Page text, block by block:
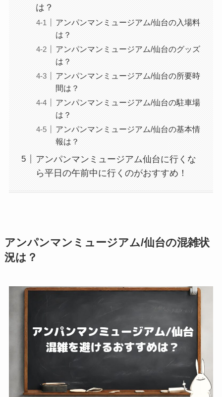
は？
アンパンマンミュージアム/仙台の入場料
は？
アンパンマンミュージアム/仙台のグッズ
は？
アンパンマンミュージアム/仙台の所要時
間は？
アンパンマンミュージアム/仙台の駐車場
は？
アンパンマンミュージアム/仙台の基本情
報は？
アンパンマンミュージアム仙台に行くな
ら平日の午前中に行くのがおすすめ！
アンパンマンミュージアム/仙台の混雑状
況は？